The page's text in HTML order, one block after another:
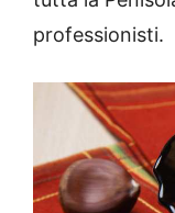
professionisti.